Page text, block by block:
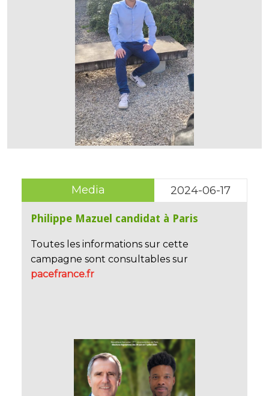
Media 2024-06-17
Philippe Mazuel candidat à Paris
Toutes les informations sur cette
campagne sont consultables sur
pacefrance.fr